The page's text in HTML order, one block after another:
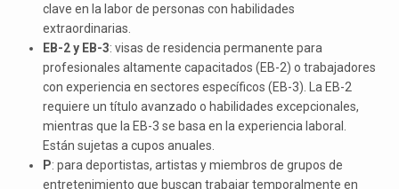
clave en la labor de personas con habilidades
extraordinarias.
EB-2 y EB-3: visas de residencia permanente para
profesionales altamente capacitados (EB-2) o trabajadores
con experiencia en sectores específicos (EB-3). La EB-2
requiere un título avanzado o habilidades excepcionales,
mientras que la EB-3 se basa en la experiencia laboral.
Están sujetas a cupos anuales.
P: para deportistas, artistas y miembros de grupos de
entretenimiento que buscan trabajar temporalmente en